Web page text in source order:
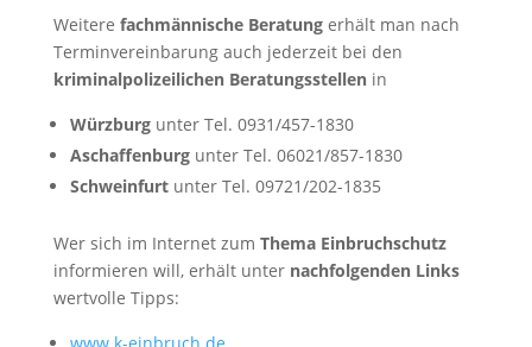
Weitere fachmännische Beratungerhält man nach
Terminvereinbarung auch jederzeit bei den
kriminalpolizeilichen Beratungsstellenin
Würzburg unter Tel. 0931/457-1830
Aschaffenburg unter Tel. 06021/857-1830
Schweinfurt unter Tel. 09721/202-1835
Wer sich im Internet zum Thema Einbruchschutz
informieren will, erhält unter nachfolgenden Links
wertvolle Tipps:
www.k-einbruch.de